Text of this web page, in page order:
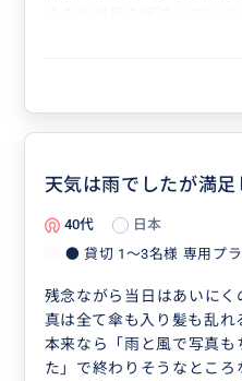
凱旋門、シャンゼリゼ、
ェル塔、コンコルド広場、
オルセー美術館、ルーブ
ただけるものとありました。
各名所における写真スポ
ー移動中もオリンピック前
史について、はたまた美
初日にお願いして本当に
大雨の中アテンドいただ
天気は雨でしたが満足
40代
日本
● 貸切 1〜3名様 専用プ
残念ながら当日はあいに
真は全て傘も入り髪も乱
本来なら「雨と風で写真
た」で終わりそうなとこ